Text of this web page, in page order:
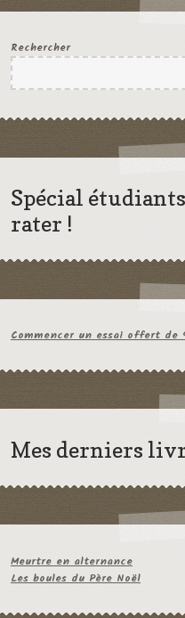
Rechercher
Spécial
rater !
Commencer un essai offert de
Mes derniers
Meurtre en alternance
Les boules du Père Noël